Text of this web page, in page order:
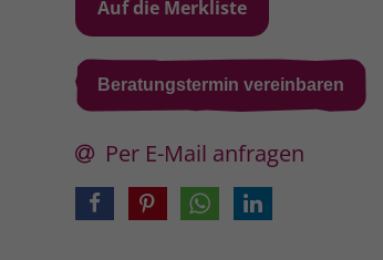
Beratungstermin vereinbaren
Per E-Mail anfragen